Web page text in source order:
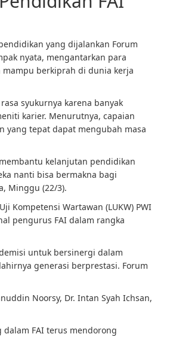
yang dijalankan Forum
nyata, mengantarkan para
berkiprah di dunia kerja
syukurnya karena banyak
karier. Menurutnya, capaian
yang tepat dapat mengubah masa
kelanjutan pendidikan
nanti bisa bermakna bagi
Minggu (22/3).
Kompetensi Wartawan (LUKW) PWI
pengurus FAI dalam rangka
untuk bersinergi dalam
generasi berprestasi. Forum
Noorsy, Dr. Intan Syah Ichsan,
FAI terus mendorong